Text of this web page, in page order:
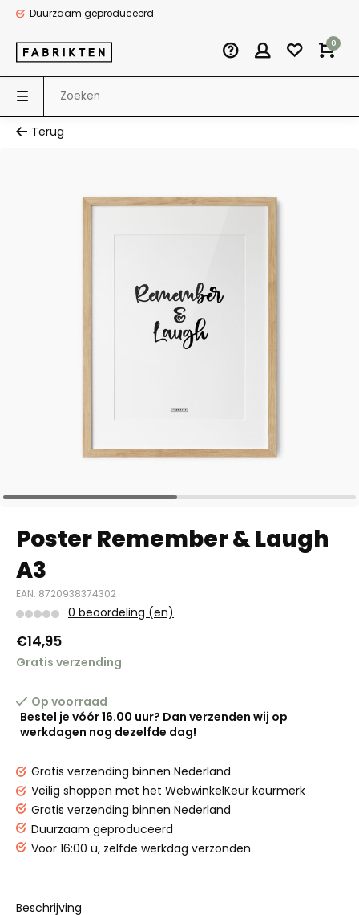
Duurzaam geproduceerd
0
Terug
Poster Remember & Laugh
A3
EAN: 8720938374302
0 beoordeling (en)
€14,95
Gratis verzending
Op voorraad
Bestel je vóór 16.00 uur? Dan verzenden wij op
werkdagen nog dezelfde dag!
Gratis verzending binnen Nederland
Veilig shoppen met het WebwinkelKeur keurmerk
Gratis verzending binnen Nederland
Duurzaam geproduceerd
Voor 16:00 u, zelfde werkdag verzonden
Beschrijving